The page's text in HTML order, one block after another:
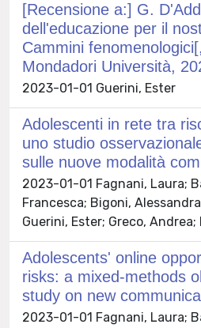
[Recensione a:] G.
dell'educazione per il
Cammini
Mondadori Università,
2023-01-01 Guerini, Ester
Adolescenti in rete tra
uno studio
sulle nuove modalità
2023-01-01 Fagnani, Laura;
Francesca; Bigoni,
Guerini, Ester; Greco,
Adolescents' online
risks: a mixed-methods
study on new
2023-01-01 Fagnani, Laura;